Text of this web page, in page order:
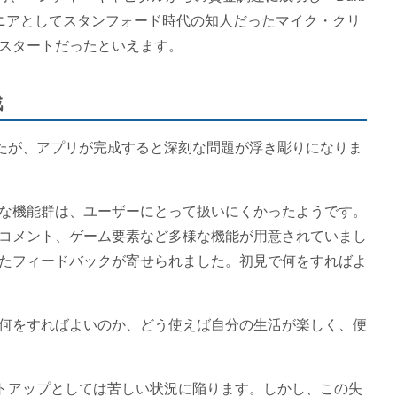
としてスタンフォード時代の知人だったマイク・クリ
タートだったといえます。
、アプリが完成すると深刻な問題が浮き彫りになりま
能群は、ユーザーにとって扱いにくかったようです。
メント、ゲーム要素など多様な機能が用意されていまし
フィードバックが寄せられました。初見で何をすればよ
をすればよいのか、どう使えば自分の生活が楽しく、便
ップとしては苦しい状況に陥ります。しかし、この失